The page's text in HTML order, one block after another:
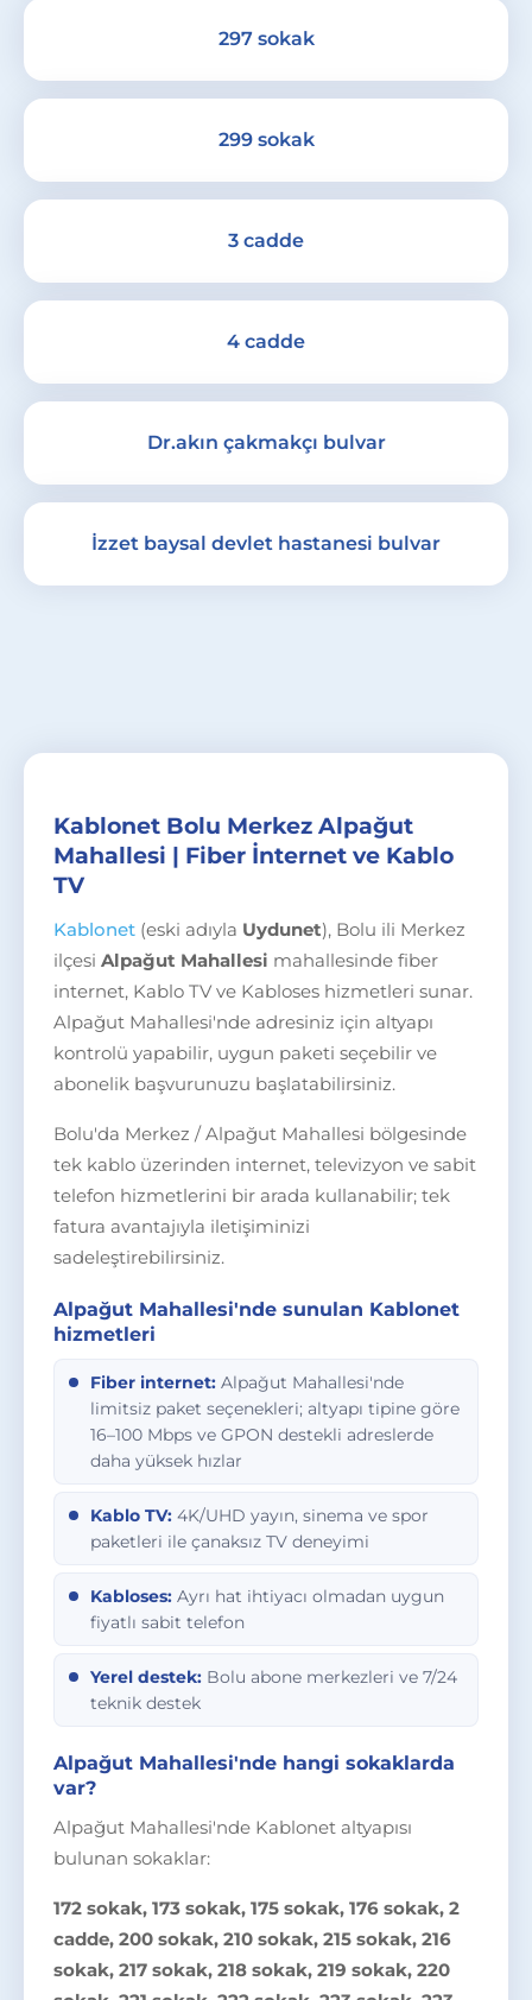
297 sokak
299 sokak
3 cadde
4 cadde
Dr.akın çakmakçı bulvar
İzzet baysal devlet hastanesi bulvar
Kablonet Bolu Merkez Alpağut
Mahallesi | Fiber İnternet ve Kablo
TV
Kablonet (eski adıyla Uydunet), Bolu ili Merkez
ilçesi Alpağut Mahallesi mahallesinde fiber
internet, Kablo TV ve Kabloses hizmetleri sunar.
Alpağut Mahallesi'nde adresiniz için altyapı
kontrolü yapabilir, uygun paketi seçebilir ve
abonelik başvurunuzu başlatabilirsiniz.
Bolu'da Merkez / Alpağut Mahallesi bölgesinde
tek kablo üzerinden internet, televizyon ve sabit
telefon hizmetlerini bir arada kullanabilir; tek
fatura avantajıyla iletişiminizi
sadeleştirebilirsiniz.
Alpağut Mahallesi'nde sunulan Kablonet
hizmetleri
Fiber internet: Alpağut Mahallesi'nde
limitsiz paket seçenekleri; altyapı tipine göre
16–100 Mbps ve GPON destekli adreslerde
daha yüksek hızlar
Kablo TV: 4K/UHD yayın, sinema ve spor
paketleri ile çanaksız TV deneyimi
Kabloses: Ayrı hat ihtiyacı olmadan uygun
fiyatlı sabit telefon
Yerel destek: Bolu abone merkezleri ve 7/24
teknik destek
Alpağut Mahallesi'nde hangi sokaklarda
var?
Alpağut Mahallesi'nde Kablonet altyapısı
bulunan sokaklar:
172 sokak, 173 sokak, 175 sokak, 176 sokak, 2
cadde, 200 sokak, 210 sokak, 215 sokak, 216
sokak, 217 sokak, 218 sokak, 219 sokak, 220